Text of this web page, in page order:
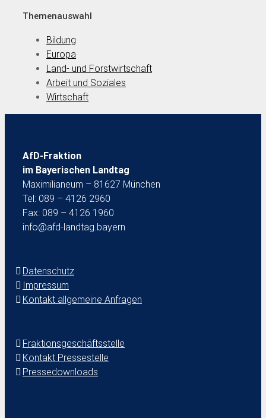
Themenauswahl
Bildung
Europa
Land- und Forstwirtschaft
Arbeit und Soziales
Wirtschaft
AfD-Fraktion
im Bayerischen Landtag
Maximilianeum – 81627 München
Tel: 089 – 4126 2960
Fax: 089 – 4126 1960
info@afd-landtag.bayern
Datenschutz
Impressum
Kontakt allgemeine Anfragen
Fraktionsgeschäftsstelle
Kontakt Pressestelle
Pressedownloads